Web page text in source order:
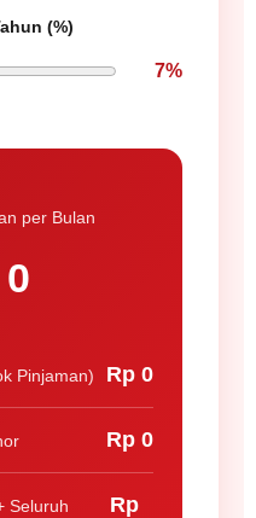
(%)
7%
per Bulan
Pinjaman) Rp 0
Rp 0
Seluruh
Rp